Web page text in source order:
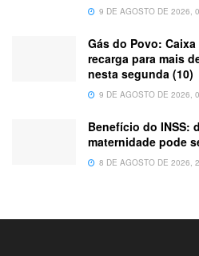
9 DE AGOSTO DE 2026,
Gás do Povo:
recarga para mais
nesta segunda (10)
9 DE AGOSTO DE 2026,
Benefício do INSS:
maternidade pode
8 DE AGOSTO DE 2026,